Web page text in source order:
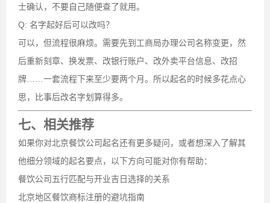
士确认，不要自己随便查了就用。
Q: 名字起好后可以改吗？
可以，但流程很麻烦。需要先到工商局办理公司名称变更，然
后重新刻章、换发票、改银行账户、改外卖平台信息、改招
牌……一套流程下来至少要两个月。所以起名的时候多花点心
思，比事后改名字划算得多。
七、相关推荐
如果你对北京餐饮公司起名还有更多疑问，或者想深入了解其
他细分领域的起名要点，以下方向可能对你有帮助：
餐饮公司五行匹配与开业吉日选择的关系
北京地区餐饮商标注册的避坑指南